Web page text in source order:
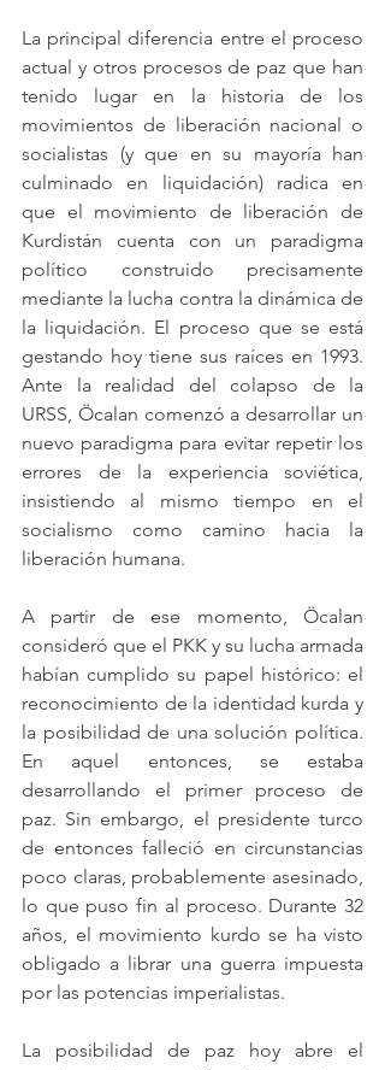
La principal diferencia entre el proceso
actual y otros procesos de paz que han
tenido lugar en la historia de los
movimientos de liberación nacional o
socialistas (y que en su mayoría han
culminado en liquidación) radica en
que el movimiento de liberación de
Kurdistán cuenta con un paradigma
político construido precisamente
mediante la lucha contra la dinámica de
la liquidación. El proceso que se está
gestando hoy tiene sus raíces en 1993.
Ante la realidad del colapso de la
URSS, Öcalan comenzó a desarrollar un
nuevo paradigma para evitar repetir los
errores de la experiencia soviética,
insistiendo al mismo tiempo en el
socialismo como camino hacia la
liberación humana.
A partir de ese momento, Öcalan
consideró que el PKK y su lucha armada
habían cumplido su papel histórico: el
reconocimiento de la identidad kurda y
la posibilidad de una solución política.
En aquel entonces, se estaba
desarrollando el primer proceso de
paz. Sin embargo, el presidente turco
de entonces falleció en circunstancias
poco claras, probablemente asesinado,
lo que puso fin al proceso. Durante 32
años, el movimiento kurdo se ha visto
obligado a librar una guerra impuesta
por las potencias imperialistas.
La posibilidad de paz hoy abre el